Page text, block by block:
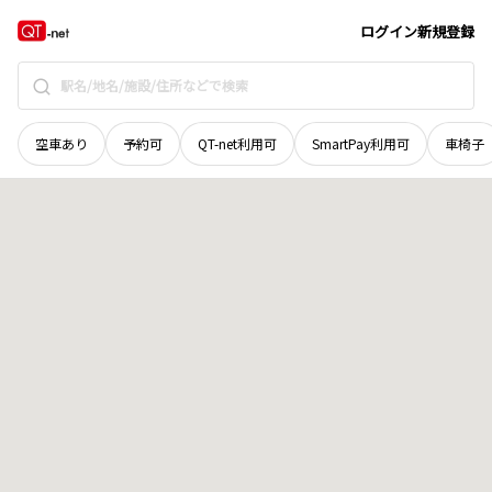
ログイン新規登録
空車あり 予約可 QT-net利用可 SmartPay利用可 車椅子
北海道